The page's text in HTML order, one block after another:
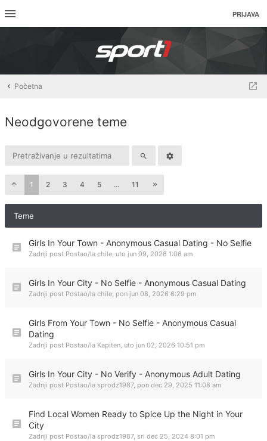
PRIJAVA
Početna
Neodgovorene teme
1 2 3 4 5 ... 11
Teme
Girls In Your Town - Anonymous Casual Dating - No Selfie
Zadnji post Postao/la chile, uto jun 09, 2026 1:06 am
Girls In Your City - No Selfie - Anonymous Casual Dating
Zadnji post Postao/la chile, pon jun 08, 2026 6:29 pm
Girls From Your Town - No Selfie - Anonymous Casual
Dating
Zadnji post Postao/la Kapiten, uto jun 02, 2026 10:51 pm
Girls In Your City - No Verify - Anonymous Adult Dating
Zadnji post Postao/la sprodz1987, pon dec 29, 2025 11:08 am
Find Local Women Ready to Spice Up the Night in Your
City
Zadnji post Postao/la sprodz1987, sri dec 25, 2024 8:01 pm